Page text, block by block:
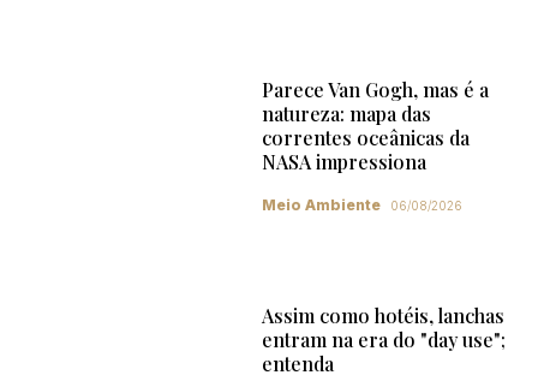
Parece Van Gogh, mas é a
natureza: mapa das
correntes oceânicas da
NASA impressiona
Meio Ambiente 06/08/2026
Assim como hotéis, lanchas
entram na era do "day use";
entenda